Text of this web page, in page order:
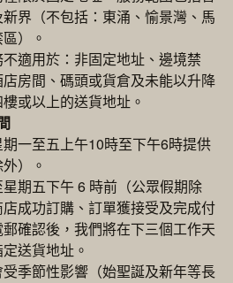
界（不包括：東涌、愉景灣、馬
）。
適用於：非固定地址、邊境禁
房間、碼頭或貨倉及未能以升降
或以上的送貨地址。
一至五上午10時至下午6時提供
）。
期五下午 6 時前（公眾假期除
成功訂購、訂單獲接受及完成付
確認後，我們將在下三個工作天
送貨地址。
季節性影響（始聖誕及新年等長